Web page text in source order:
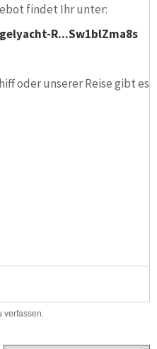
findet Ihr unter:
R...Sw1blZma8s
oder unserer Reise gibt es
verfassen.